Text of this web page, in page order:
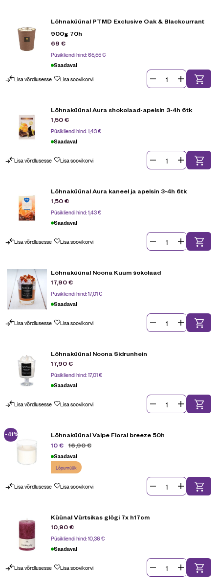
Lõhnaküünal PTMD Exclusive Oak & Blackcurrant
900g 70h
69 €
Püsikliendi hind:65,55€
Saadaval
Lisa võrdlusesse Lisa soovikorvi
Lõhnaküünal Aura shokolaad-apelsin 3-4h 6tk
1,50€
Püsikliendi hind:1,43€
Saadaval
Lisa võrdlusesse Lisa soovikorvi
Lõhnaküünal Aura kaneel ja apelsin 3-4h 6tk
1,50€
Püsikliendi hind:1,43€
Saadaval
Lisa võrdlusesse Lisa soovikorvi
Lõhnaküünal Noona Kuum šokolaad
17,90€
Püsikliendi hind:17,01€
Saadaval
Lisa võrdlusesse Lisa soovikorvi
Lõhnaküünal Noona Sidrunhein
17,90€
Püsikliendi hind:17,01€
Saadaval
Lisa võrdlusesse Lisa soovikorvi
-41%
Lõhnaküünal Valpe Floral breeze 50h
16,90€
10€
Saadaval
Lõpumüük
Lisa võrdlusesse Lisa soovikorvi
Küünal Vürtsikas glögi 7x h17cm
10,90€
Püsikliendi hind:10,36€
Saadaval
Lisa võrdlusesse Lisa soovikorvi